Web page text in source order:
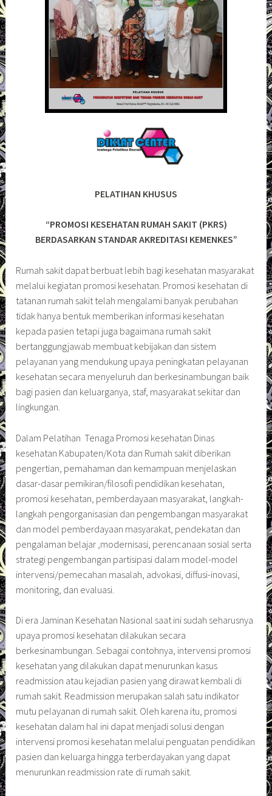
PELATIHAN KHUSUS
“PROMOSI KESEHATAN RUMAH SAKIT (PKRS)
BERDASARKAN STANDAR AKREDITASI KEMENKES”
Rumah sakit dapat berbuat lebih bagi kesehatan masyarakat
melalui kegiatan promosi kesehatan. Promosi kesehatan di
tatanan rumah sakit telah mengalami banyak perubahan
tidak hanya bentuk memberikan informasi kesehatan
kepada pasien tetapi juga bagaimana rumah sakit
bertanggungjawab membuat kebijakan dan sistem
pelayanan yang mendukung upaya peningkatan pelayanan
kesehatan secara menyeluruh dan berkesinambungan baik
bagi pasien dan keluarganya, staf, masyarakat sekitar dan
lingkungan.
Dalam Pelatihan Tenaga Promosi kesehatan Dinas
kesehatan Kabupaten/Kota dan Rumah sakit diberikan
pengertian, pemahaman dan kemampuan menjelaskan
dasar-dasar pemikiran/filosofi pendidikan kesehatan,
promosi kesehatan, pemberdayaan masyarakat, langkah-
langkah pengorganisasian dan pengembangan masyarakat
dan model pemberdayaan masyarakat, pendekatan dan
pengalaman belajar ,modernisasi, perencanaan sosial serta
strategi pengembangan partisipasi dalam model-model
intervensi/pemecahan masalah, advokasi, diffusi-inovasi,
monitoring, dan evaluasi.
Di era Jaminan Kesehatan Nasional saat ini sudah seharusnya
upaya promosi kesehatan dilakukan secara
berkesinambungan. Sebagai contohnya, intervensi promosi
kesehatan yang dilakukan dapat menurunkan kasus
readmission atau kejadian pasien yang dirawat kembali di
rumah sakit. Readmission merupakan salah satu indikator
mutu pelayanan di rumah sakit. Oleh karena itu, promosi
kesehatan dalam hal ini dapat menjadi solusi dengan
intervensi promosi kesehatan melalui penguatan pendidikan
pasien dan keluarga hingga terberdayakan yang dapat
menurunkan readmission rate di rumah sakit.